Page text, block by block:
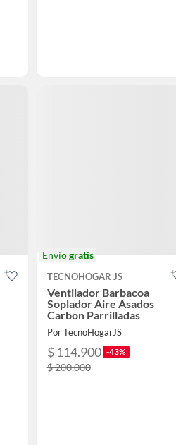
Envíogratis
TECNOHOGAR JS
Ventilador Barbacoa
Soplador Aire Asados
Carbon Parrilladas
Por TecnoHogarJS
$ 114.900 -43%
$ 200.000